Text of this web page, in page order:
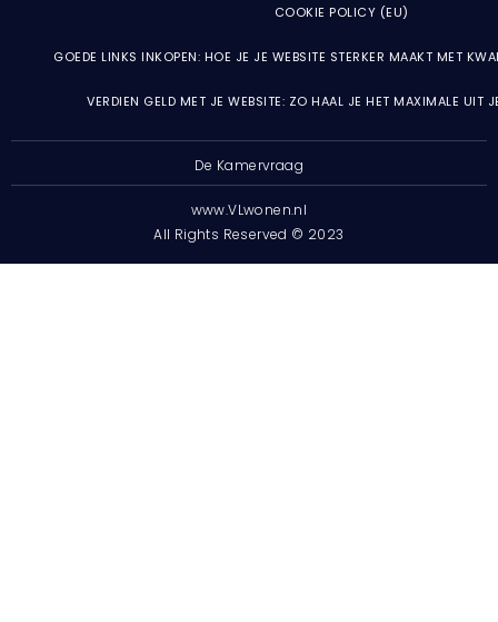
COOKIE POLICY (EU)
GOEDE LINKS INKOPEN: HOE JE JE WEBSITE STERKER MAAKT MET
VERDIEN GELD MET JE WEBSITE: ZO HAAL JE HET MAXIMALE UIT
De Kamervraag
www.VLwonen.nl
All Rights Reserved © 2023